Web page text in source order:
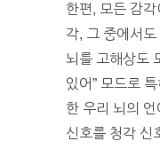
한편, 모든 감
각, 그 중에서
뇌를 고해상도
있어” 모드로
한 우리 뇌의
신호를 청각 신